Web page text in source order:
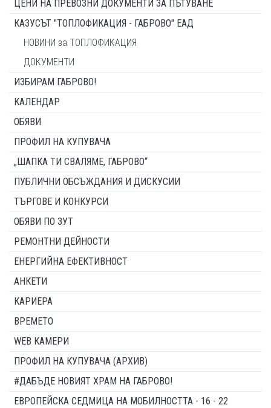
ЦЕНИ НА ПРЕВОЗНИ ДОКУМЕНТИ ЗА ПЪТУВАНЕ
КАЗУСЪТ "ТОПЛОФИКАЦИЯ - ГАБРОВО" ЕАД
НОВИНИ за ТОПЛОФИКАЦИЯ
ДОКУМЕНТИ
ИЗБИРАМ ГАБРОВО!
КАЛЕНДАР
ОБЯВИ
ПРОФИЛ НА КУПУВАЧА
„ШАПКА ТИ СВАЛЯМЕ, ГАБРОВО“
ПУБЛИЧНИ ОБСЪЖДАНИЯ И ДИСКУСИИ
ТЪРГОВЕ И КОНКУРСИ
ОБЯВИ ПО ЗУТ
РЕМОНТНИ ДЕЙНОСТИ
ЕНЕРГИЙНА ЕФЕКТИВНОСТ
АНКЕТИ
КАРИЕРА
ВРЕМЕТО
WEB КАМЕРИ
ПРОФИЛ НА КУПУВАЧА (АРХИВ)
#ДАБЪДЕ НОВИЯТ ХРАМ НА ГАБРОВО!
ЕВРОПЕЙСКА СЕДМИЦА НА МОБИЛНОСТТА - 16 - 22